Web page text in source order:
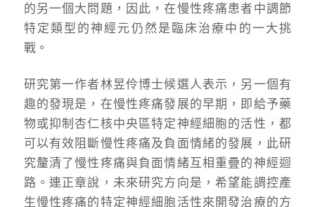
的另一個大問題，因此，在慢性疼痛患者中調節
特定類型的神經元仍然是臨床治療中的一大挑
戰。
研究第一作者林昱伶博士候選人 表示， 另一個有
趣的發現是，在慢性疼痛發展的早期，即給予藥
物或抑制杏仁核中央區特定神經細胞的活性，都
可以有效阻斷慢性疼痛及負面情緒的發展，此研
究釐清了慢性疼痛與負面情緒互相重疊的神經迴
路 。連正章說，未來研究方向是，希望能調控產
生慢性疼痛的特定神經細胞 活性來開發治療的方